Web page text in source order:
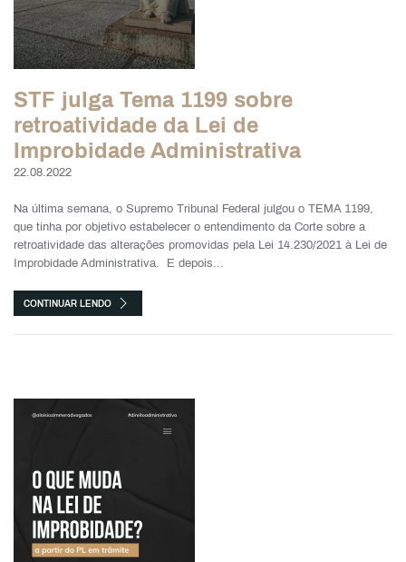
STF julga Tema 1199 sobre
retroatividade da Lei de
Improbidade Administrativa
22.08.2022
Na última semana, o Supremo Tribunal Federal julgou o TEMA 1199,
que tinha por objetivo estabelecer o entendimento da Corte sobre a
retroatividade das alterações promovidas pela Lei 14.230/2021 à Lei de
Improbidade Administrativa. E depois...
CONTINUAR LENDO